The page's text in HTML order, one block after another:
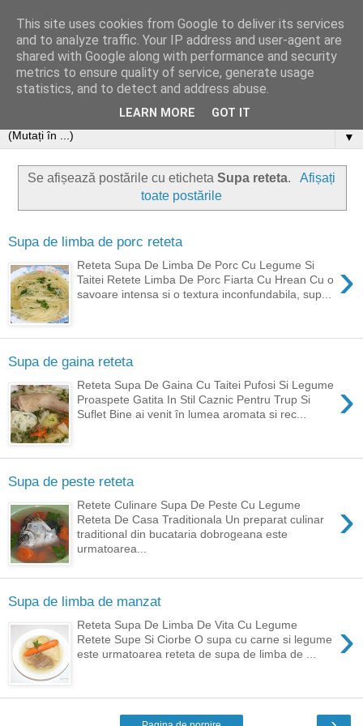
▼
Se afișează postările cu etichetaSupa reteta.
Afișați
toate postările
Supa de limba de porc reteta
›
Reteta Supa De Limba De Porc Cu Legume Si
Taitei Retete Limba De Porc Fiarta Cu Hrean Cu o
savoare intensa si o textura inconfundabila, sup...
Supa de gaina reteta
›
Reteta Supa De Gaina Cu Taitei Pufosi Si Legume
Proaspete Gatita In Stil Caznic Pentru Trup Si
Suflet Bine ai venit în lumea aromata si rec...
Supa de peste reteta
›
Retete Culinare Supa De Peste Cu Legume
Reteta De Casa Traditionala Un preparat culinar
traditional din bucataria dobrogeana este
urmatoarea...
Supa de limba de manzat
›
Reteta Supa De Limba De Vita Cu Legume
Retete Supe Si Ciorbe O supa cu carne si legume
este urmatoarea reteta de supa de limba de ...
This site uses cookies from Google to deliver its services
and to analyze traffic. Your IP address and user-agent are
shared with Google along with performance and security
metrics to ensure quality of service, generate usage
statistics, and to detect and address abuse.
LEARN MORE GOT IT